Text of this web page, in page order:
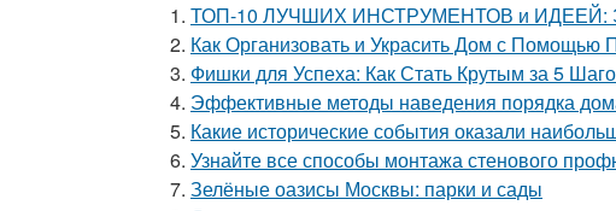
1. ТОП-10 ЛУЧШИХ ИНСТРУМЕНТОВ и ИДЕЕЙ:
2. Как Организовать и Украсить Дом с Помощью
3. Фишки для Успеха: Как Стать Крутым за 5
4. Эффективные методы наведения порядка
5. Какие исторические события оказали
6. Узнайте все способы монтажа стенового
7. Зелёные оазисы Москвы: парки и сады